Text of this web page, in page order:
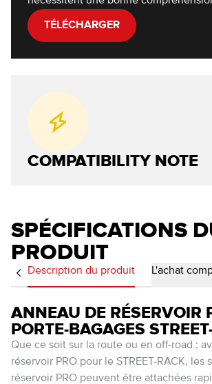
TÉLÉCHARGER
COMPATIBILITY NOTE
SPÉCIFICATIONS
PRODUIT
Description du produit L'achat
ANNEAU DE RÉSERVOIR
PORTE-BAGAGES
Que ce soit sur la route ou en off-road :
réservoir PRO pour le STREET-RACK, les
réservoir PRO peuvent être attachées